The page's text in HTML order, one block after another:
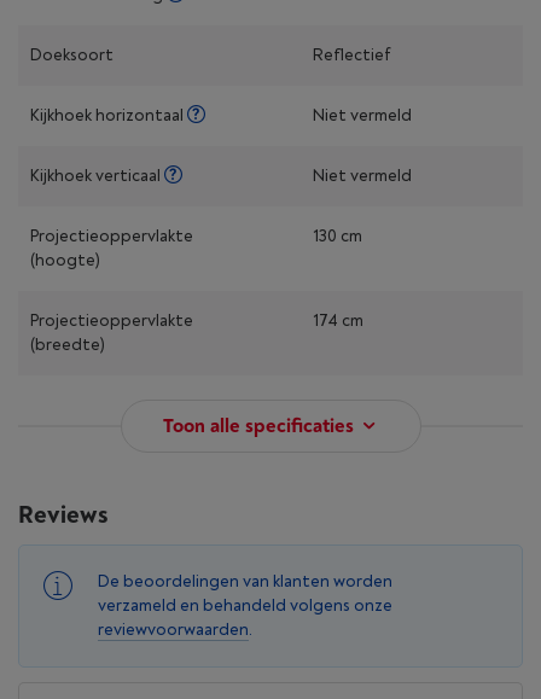
Doeksoort Reflectief
Kijkhoek horizontaal Niet vermeld
Kijkhoek verticaal Niet vermeld
Projectieoppervlakte
(hoogte)
130 cm
Projectieoppervlakte
(breedte)
174 cm
Toon alle specificaties
Reviews
De beoordelingen van klanten worden
verzameld en behandeld volgens onze
reviewvoorwaarden.